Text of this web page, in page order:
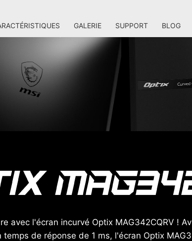
GALERIE SUPPORT BLOG
avec l'écran incurvé Optix MAG342CQRV !
de réponse de 1 ms, l'écran Optix